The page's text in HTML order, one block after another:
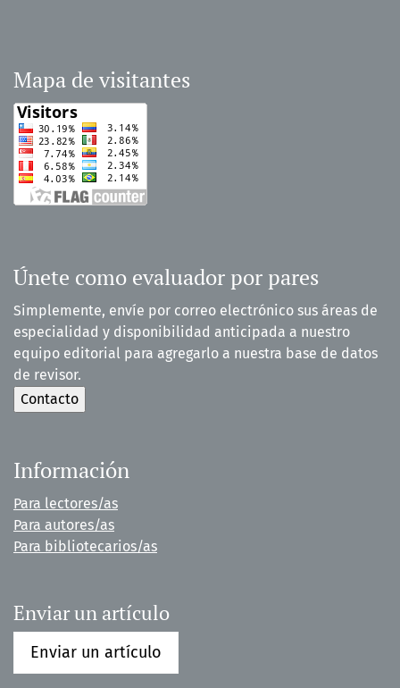
Mapa de visitantes
Únete como evaluador por pares
Simplemente, envíe por correo electrónico sus áreas de
especialidad y disponibilidad anticipada a nuestro
equipo editorial para agregarlo a nuestra base de datos
de revisor.
Información
Para lectores/as
Para autores/as
Para bibliotecarios/as
Enviar un artículo
Enviar un artículo